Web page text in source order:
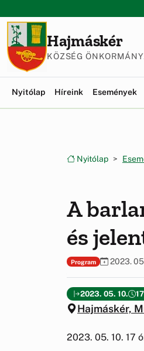
Hajmáskér
KÖZSÉG
Nyitólap Híreink Események
Nyitólap
A
és
Program 2023.
2023. 05. 10.
Hajmáskér,
2023. 05. 10. 17